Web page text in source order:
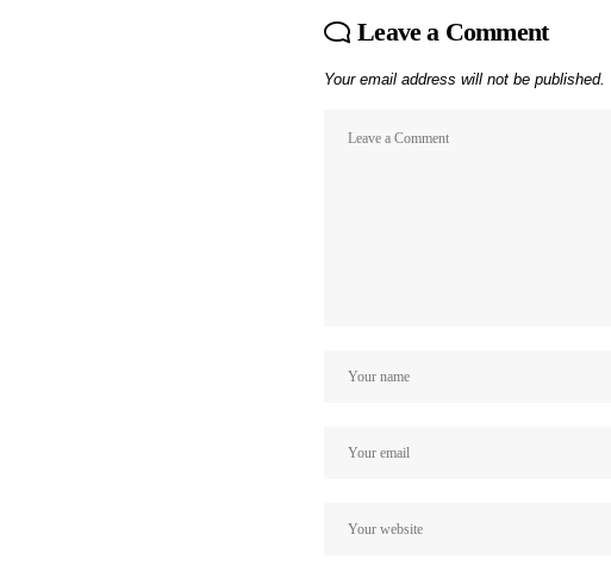
Leave a Comment
Your email address will not be published.